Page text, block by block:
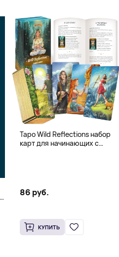
Таро Wild Reflections набор
карт для начинающих с
86 руб.
КУПИТЬ